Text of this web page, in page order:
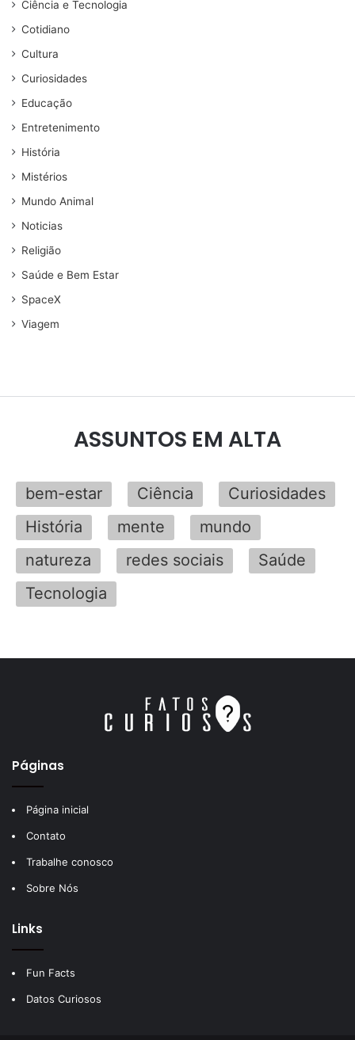
Ciência e Tecnologia
Cotidiano
Cultura
Curiosidades
Educação
Entretenimento
História
Mistérios
Mundo Animal
Noticias
Religião
Saúde e Bem Estar
SpaceX
Viagem
ASSUNTOS EM ALTA
bem-estar Ciência
Curiosidades
História
mente
mundo
natureza
redes sociais
Saúde
Tecnologia
Páginas
Página inicial
Contato
Trabalhe conosco
Sobre Nós
Links
Fun Facts
Datos Curiosos